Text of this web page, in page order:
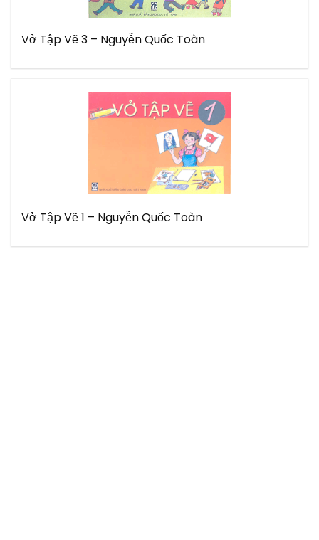
Vở Tập Vẽ 3 – Nguyễn Quốc Toàn
Vở Tập Vẽ 1 – Nguyễn Quốc Toàn